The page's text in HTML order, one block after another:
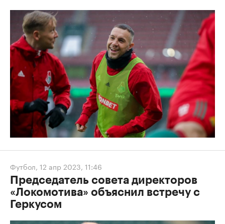
Футбол, 12 апр 2023, 11:46
Председатель совета директоров
«Локомотива» объяснил встречу с
Геркусом